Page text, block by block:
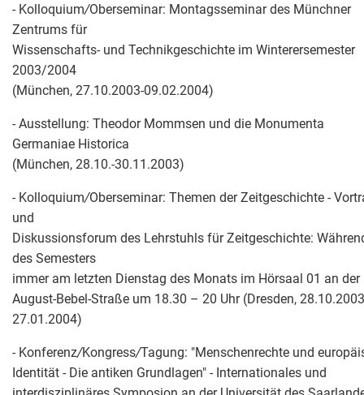
- Kolloquium/Oberseminar: Montagsseminar des Münchner
Zentrums für
Wissenschafts- und Technikgeschichte im Winterersemester
2003/2004
(München, 27.10.2003-09.02.2004)
- Ausstellung: Theodor Mommsen und die Monumenta
Germaniae Historica
(München, 28.10.-30.11.2003)
- Kolloquium/Oberseminar: Themen der Zeitgeschichte -
und
Diskussionsforum des Lehrstuhls für Zeitgeschichte:
des Semesters
immer am letzten Dienstag des Monats im Hörsaal 01 an der
August-Bebel-Straße um 18.30 – 20 Uhr (Dresden,
27.01.2004)
- Konferenz/Kongress/Tagung: "Menschenrechte und
Identität - Die antiken Grundlagen" - Internationales und